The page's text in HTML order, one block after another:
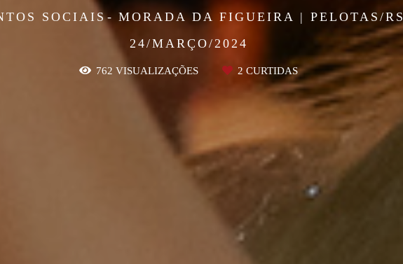
SOCIAIS
MORADA DA FIGUEIRA | PELOTAS/RS
24/MARÇO/2024
762 VISUALIZAÇÕES 2 CURTIDAS